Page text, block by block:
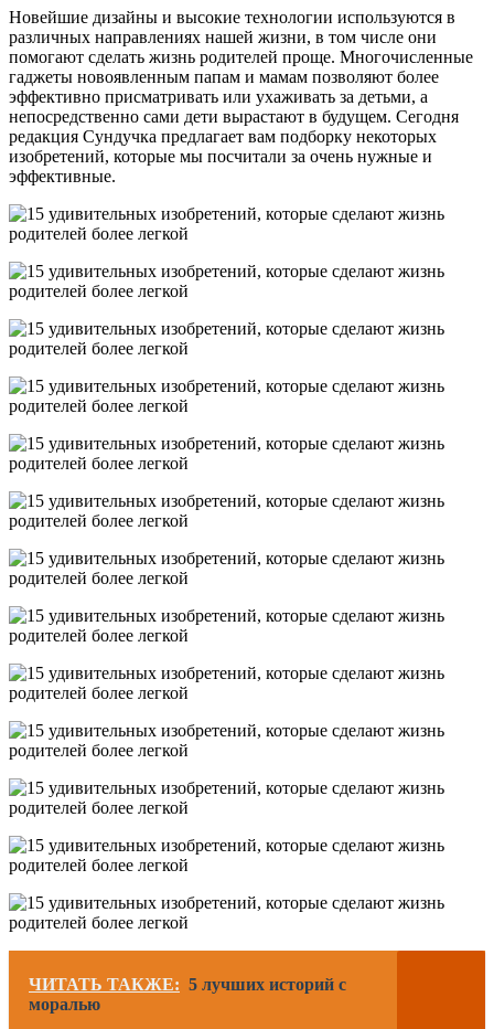
Новейшие дизайны и высокие технологии используются в
различных направлениях нашей жизни, в том числе они
помогают сделать жизнь родителей проще. Многочисленные
гаджеты новоявленным папам и мамам позволяют более
эффективно присматривать или ухаживать за детьми, а
непосредственно сами дети вырастают в будущем. Сегодня
редакция Сундучка предлагает вам подборку некоторых
изобретений, которые мы посчитали за очень нужные и
эффективные.
ЧИТАТЬ ТАКЖЕ: 5 лучших историй с
моралью